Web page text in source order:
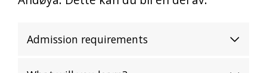
Admission requirements